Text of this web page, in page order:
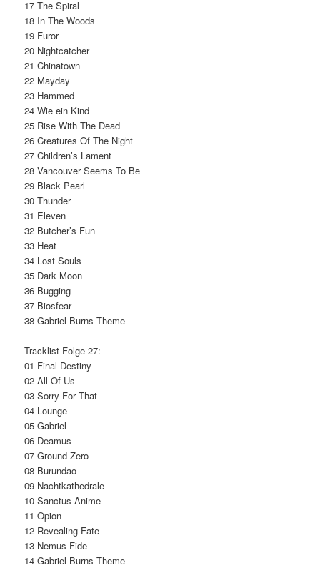
17 The Spiral
18 In The Woods
19 Furor
20 Nightcatcher
21 Chinatown
22 Mayday
23 Hammed
24 Wie ein Kind
25 Rise With The Dead
26 Creatures Of The Night
27 Children’s Lament
28 Vancouver Seems To Be
29 Black Pearl
30 Thunder
31 Eleven
32 Butcher’s Fun
33 Heat
34 Lost Souls
35 Dark Moon
36 Bugging
37 Biosfear
38 Gabriel Burns Theme
Tracklist Folge 27:
01 Final Destiny
02 All Of Us
03 Sorry For That
04 Lounge
05 Gabriel
06 Deamus
07 Ground Zero
08 Burundao
09 Nachtkathedrale
10 Sanctus Anime
11 Opion
12 Revealing Fate
13 Nemus Fide
14 Gabriel Burns Theme